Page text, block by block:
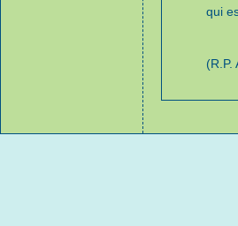
qui
(R.P.